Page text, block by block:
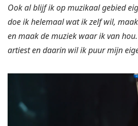
Ook al blijf ik op muzikaal gebied
doe ik helemaal wat ik zelf wil,
en maak de muziek waar ik van
artiest en daarin wil ik puur mijn